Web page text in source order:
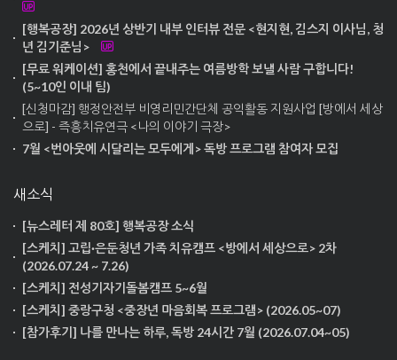
[행복공장] 2026년 상반기 내부 인터뷰 전문 <현지현, 김스지 이사님, 청
년 김기준님>
[무료 워케이션] 홍천에서 끝내주는 여름방학 보낼 사람 구합니다!
(5~10인 이내 팀)
[신청마감] 행정안전부 비영리민간단체 공익활동 지원사업 [방에서 세상
으로] - 즉흥치유연극 <나의 이야기 극장>
7월 <번아웃에 시달리는 모두에게> 독방 프로그램 참여자 모집
새소식
[뉴스레터 제 80호] 행복공장 소식
[스케치] 고립·은둔청년 가족 치유캠프 <방에서 세상으로> 2차
(2026.07.24 ~ 7.26)
[스케치] 전성기자기돌봄캠프 5~6월
[스케치] 중랑구청 <중장년 마음회복 프로그램> (2026.05~07)
[참가후기] 나를 만나는 하루, 독방 24시간 7월 (2026.07.04~05)